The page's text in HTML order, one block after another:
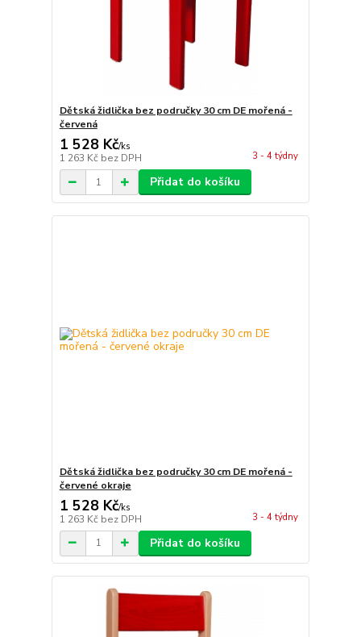
Dětská židlička bez područky 30 cm DE mořená -
červená
1 528 Kč/ks
1 263 Kč bez DPH 3 - 4 týdny
Přidat do košíku
Dětská židlička bez područky 30 cm DE mořená -
červené okraje
1 528 Kč/ks
1 263 Kč bez DPH 3 - 4 týdny
Přidat do košíku